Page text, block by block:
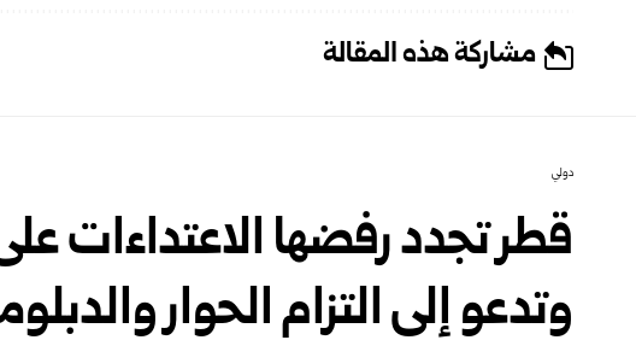
مشاركة هذه المقالة
دولي
قطر تجدد رفضها الاعتداءات
وتدعو إلى التزام الحوار